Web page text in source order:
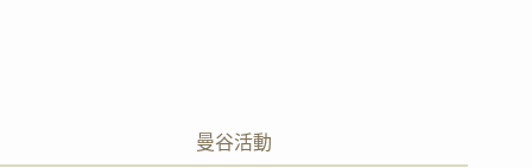
曼谷活動